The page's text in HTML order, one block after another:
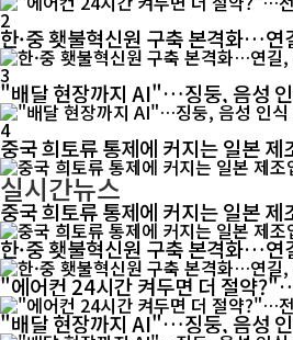
2
한·중 횃불혁신원 구축 본격화…연
3
"배달 현장까지 AI"…징둥, 음성 인
4
중국 희토류 통제에 커지는 일본
실시간뉴스
중국 희토류 통제에 커지는 일본
한·중 횃불혁신원 구축 본격화…연
"에어컨 24시간 켜두면 더 절약
"배달 현장까지 AI"…징둥, 음성 인